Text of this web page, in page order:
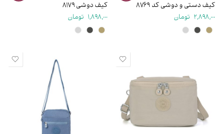
کیف دستی و دوشی کد ۸۷۶۹
2,898,000 تومان
کیف دوشی ۸۱۷۹
1,898,000 تومان
۱۳ سانتی متر